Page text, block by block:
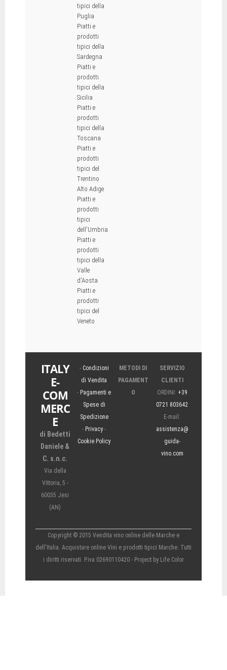
tipici della
Puglia
Piatti e
prodotti
tipici della
Sardegna
Piatti e
prodotti
tipici della
Sicilia
Piatti e
prodotti
tipici della
Toscana
Piatti e
prodotti
tipici del
Trentino
Alto Adige
Piatti e
prodotti
tipici
dell'Umbria
Piatti e
prodotti
tipici della
Valle
d'Aosta
Piatti e
prodotti
tipici del
Veneto
ITALY
E-
COM
MERC
E
di Bedetti
Daniele &
C. s.n.c.
Via della
Vittoria, 5 -
60035 Jesi
(AN)
- Condizioni
di Vendita
- Pagamenti e
Spese di
Spedizione
- Privacy -
Cookie Policy
METODI DI
PAGAMENT
O
SERVIZIO
CLIENTI
ORDINI: +39
0721 803642
E-mail:
assistenza@
guida-
vino.com
Copyright © 2015 Vendita vino online delle Marche e
dell'Italia. Acquistare online Vini e prodotti tipici Marche. Tutti
i diritti riservati. P.iva 02690110420 - Project by Life Color